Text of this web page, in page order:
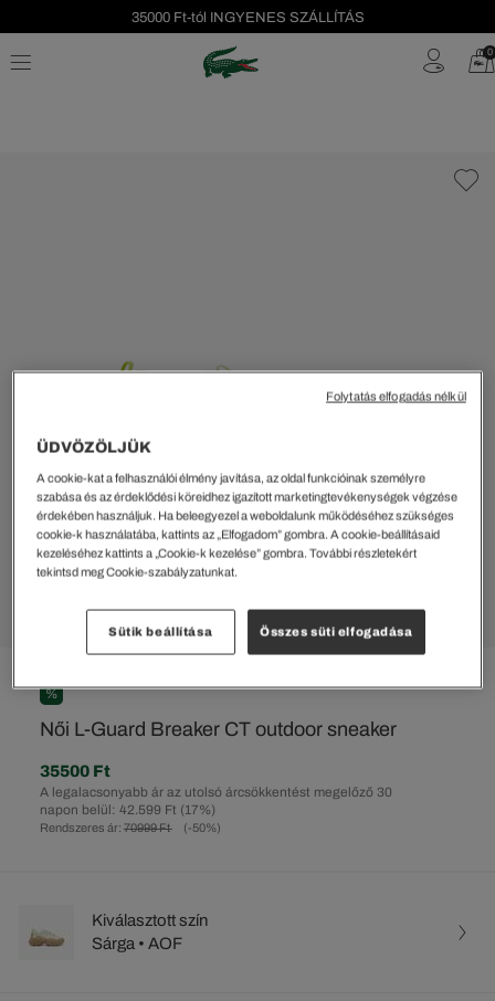
35000 Ft-tól INGYENES SZÁLLÍTÁS
Szezonális leárazás akár -40%! 0
%
Női L-Guard Breaker CT outdoor sneaker
Rendszeres ár: 70999 Ft (-50%)
A legalacsonyabb ár az utolsó árcsökkentést megelőző 30
napon belül: 42.599 Ft (17%)
35500 Ft
Kiválasztott szín
Sárga • AOF
ÜDVÖZÖLJÜK
A cookie-kat a felhasználói élmény javítása, az oldal funkcióinak személyre
szabása és az érdeklődési köreidhez igazított marketingtevékenységek végzése
érdekében használjuk. Ha beleegyezel a weboldalunk működéséhez szükséges
cookie-k használatába, kattints az „Elfogadom” gombra. A cookie-beállításaid
kezeléséhez kattints a „Cookie-k kezelése” gombra. További részletekért
tekintsd meg Cookie-szabályzatunkat.
Sütik beállítása Összes süti elfogadása
Folytatás elfogadás nélkül